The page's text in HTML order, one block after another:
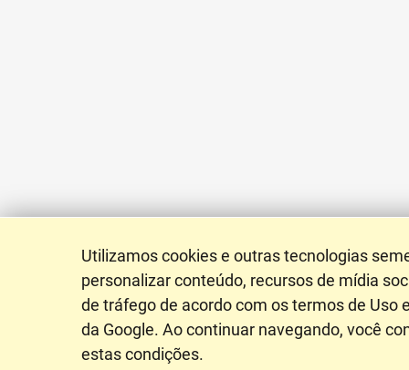
Utilizamos cookies e outras tecnologias
personalizar conteúdo, recursos de mídia
de tráfego de acordo com os termos de Uso
da Google. Ao continuar navegando, você
estas condições.